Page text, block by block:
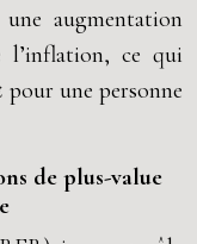
augmentation
l’inflation, ce qui
pour une personne
de plus-value